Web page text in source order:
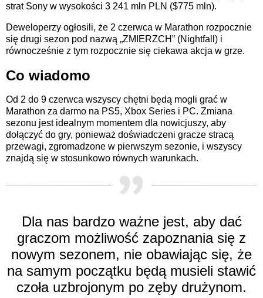
strat Sony w wysokości 3 241 mln PLN ($775 mln).
Deweloperzy ogłosili, że 2 czerwca w Marathon rozpocznie
się drugi sezon pod nazwą „ZMIERZCH” (Nightfall) i
równocześnie z tym rozpocznie się ciekawa akcja w grze.
Co wiadomo
Od 2 do 9 czerwca wszyscy chętni będą mogli grać w
Marathon za darmo na PS5, Xbox Series i PC. Zmiana
sezonu jest idealnym momentem dla nowicjuszy, aby
dołączyć do gry, ponieważ doświadczeni gracze stracą
przewagi, zgromadzone w pierwszym sezonie, i wszyscy
znajdą się w stosunkowo równych warunkach.
Dla nas bardzo ważne jest, aby dać
graczom możliwość zapoznania się z
nowym sezonem, nie obawiając się, że
na samym początku będą musieli stawić
czoła uzbrojonym po zęby drużynom.